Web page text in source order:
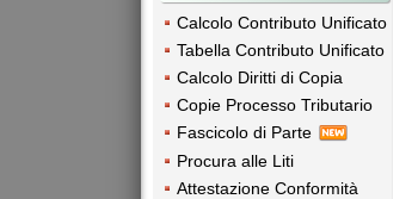
Calcolo Contributo Unificato
Tabella Contributo Unificato
Calcolo Diritti di Copia
Copie Processo Tributario
Fascicolo di Parte
Procura alle Liti
Attestazione Conformità